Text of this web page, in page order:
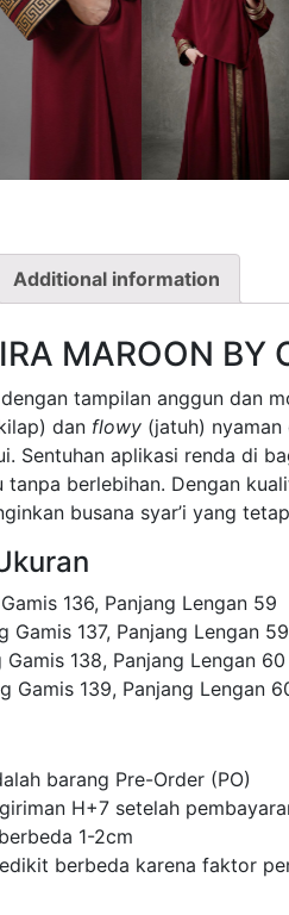
Additional information
MAROON BY
tampilan anggun dan
dan flowy (jatuh)
Sentuhan aplikasi renda di
tanpa berlebihan. Dengan
busana syar’i yang
136, Panjang Lengan 59
Gamis 137, Panjang Lengan
Gamis 138, Panjang Lengan 60
Gamis 139, Panjang Lengan
barang Pre-Order (PO)
H+7 setelah
1-2cm
berbeda karena faktor